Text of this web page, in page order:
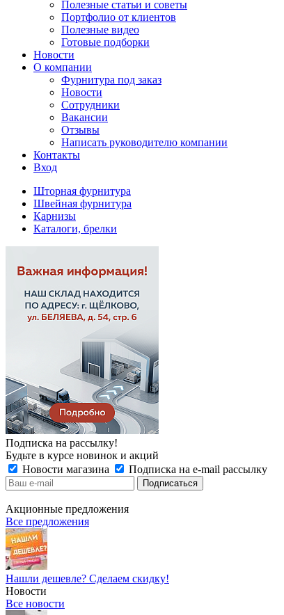
Полезные статьи и советы
Портфолио от клиентов
Полезные видео
Готовые подборки
Новости
О компании
Фурнитура под заказ
Новости
Сотрудники
Вакансии
Отзывы
Написать руководителю компании
Контакты
Вход
Шторная фурнитура
Швейная фурнитура
Карнизы
Каталоги, брелки
Подписка на рассылку!
Будьте в курсе новинок и акций
Новости магазина
Подписка на e-mail рассылку
Акционные предложения
Все предложения
Нашли дешевле? Сделаем скидку!
Новости
Все новости